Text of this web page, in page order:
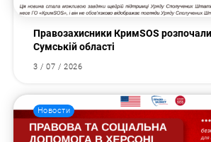
Правозахисники КримSOS
Сумській області
3 / 07 / 2026
Новости